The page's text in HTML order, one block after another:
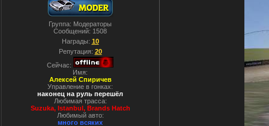
Группа: Модераторы
Сообщений: 1508
Награды: 10
Репутация: 20
Сейчас:
Имя:
Алексей Спиричев
Управление в гонках:
наконец на руль перешёл
Любимая трасса:
Suzuka, Istanbul, Вrands Hatch
Любимый авто:
много всяких